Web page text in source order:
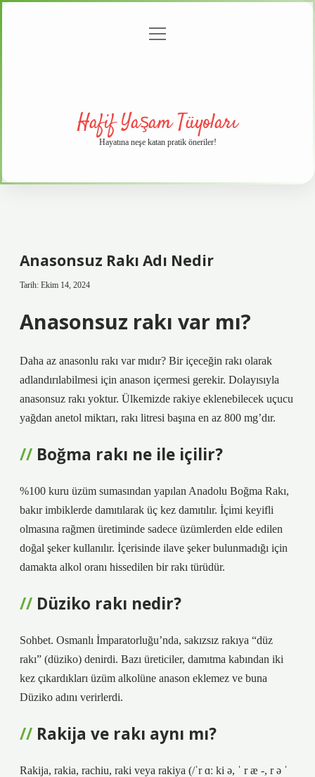
menüyü
Hafif Yaşam Tüyoları
Hayatına neşe katan pratik öneriler!
Anasonsuz Rakı Adı Nedir
Tarih: Ekim 14, 2024
Anasonsuz rakı var mı?
Daha az anasonlu rakı var mıdır? Bir içeceğin rakı olarak
adlandırılabilmesi için anason içermesi gerekir. Dolayısıyla
anasonsuz rakı yoktur. Ülkemizde rakiye eklenebilecek uçucu
yağdan anetol miktarı, rakı litresi başına en az 800 mg’dır.
Boğma rakı ne ile içilir?
%100 kuru üzüm sumasından yapılan Anadolu Boğma Rakı,
bakır imbiklerde damıtılarak üç kez damıtılır. İçimi keyifli
olmasına rağmen üretiminde sadece üzümlerden elde edilen
doğal şeker kullanılır. İçerisinde ilave şeker bulunmadığı için
damakta alkol oranı hissedilen bir rakı türüdür.
Düziko rakı nedir?
Sohbet. Osmanlı İmparatorluğu’nda, sakızsız rakıya “düz
rakı” (düziko) denirdi. Bazı üreticiler, damıtma kabından iki
kez çıkardıkları üzüm alkolüne anason eklemez ve buna
Düziko adını verirlerdi.
Rakija ve rakı aynı mı?
Rakija, rakia, rachiu, raki veya rakiya (/ˈr ɑː ki ə, ˈ r æ -, r ə ˈ